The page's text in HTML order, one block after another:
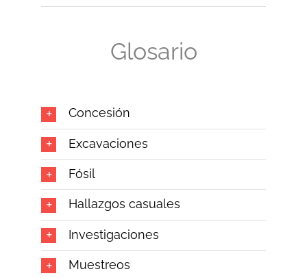
Glosario
Concesión
Excavaciones
Fósil
Hallazgos casuales
Investigaciones
Muestreos